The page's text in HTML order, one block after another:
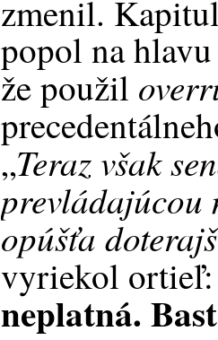
zmenil.
popol na
že použil
„Teraz však
prevládajúcou
opúšťa
vyriekol
neplatná.